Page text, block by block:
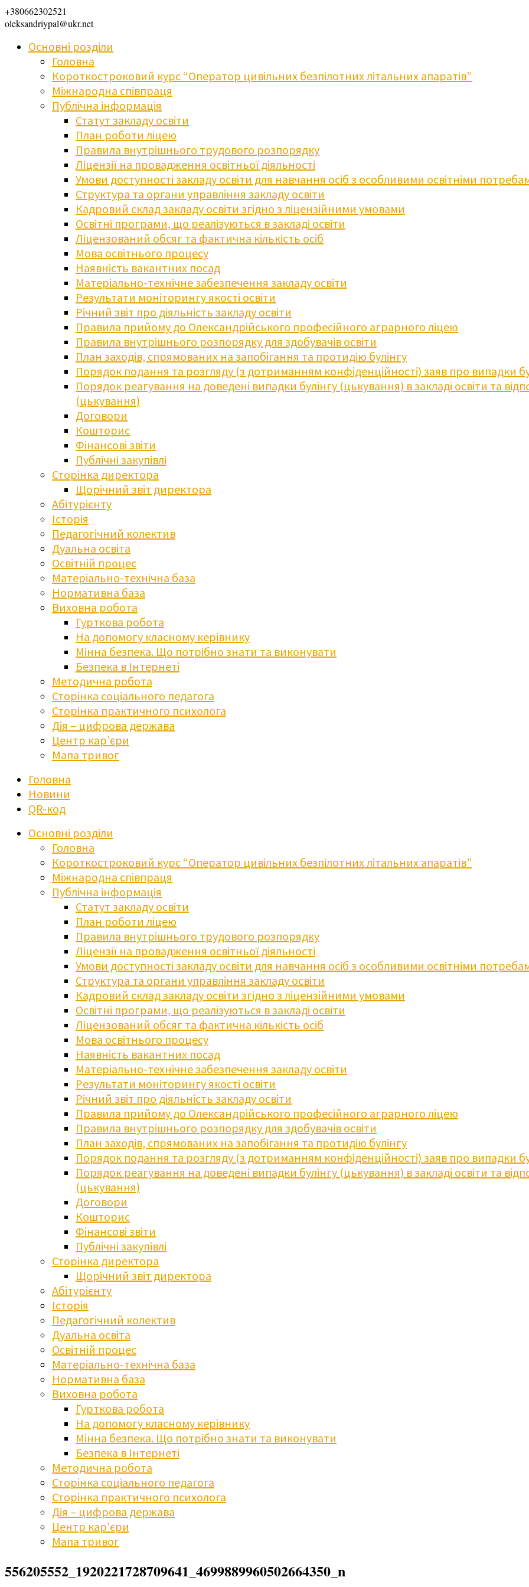
+380662302521
oleksandriypal@ukr.net
Основні розділи
Головна
Короткостроковий курс “Оператор цивільних безпілотних літальних апаратів”
Міжнародна співпраця
Публічна інформація
Статут закладу освіти
План роботи ліцею
Правила внутрішнього трудового розпорядку
Ліцензії на провадження освітньої діяльності
Умови доступності закладу освіти для навчання осіб з особливими освітніми
Структура та органи управління закладу освіти
Кадровий склад закладу освіти згідно з ліцензійними умовами
Освітні програми, що реалізуються в закладі освіти
Ліцензований обсяг та фактична кількість осіб
Мова освітнього процесу
Наявність вакантних посад
Матеріально-технічне забезпечення закладу освіти
Результати моніторингу якості освіти
Річний звіт про діяльність закладу освіти
Правила прийому до Олександрійського професійного аграрного ліцею
Правила внутрішнього розпорядку для здобувачів освіти
План заходів, спрямованих на запобігання та протидію булінгу
Порядок подання та розгляду (з дотриманням конфіденційності) заяв про випадки
Порядок реагування на доведені випадки булінгу (цькування) в закладі освіти та
(цькування)
Договори
Кошторис
Фінансові звіти
Публічні закупівлі
Сторінка директора
Щорічний звіт директора
Абітурієнту
Історія
Педагогічний колектив
Дуальна освіта
Освітній процес
Матеріально-технічна база
Нормативна база
Виховна робота
Гурткова робота
На допомогу класному керівнику
Мінна безпека. Що потрібно знати та виконувати
Безпека в Інтернеті
Методична робота
Сторінка соціального педагога
Сторінка практичного психолога
Дія – цифрова держава
Центр кар’єри
Мапа тривог
Головна
Новини
QR-код
Основні розділи
Головна
Короткостроковий курс “Оператор цивільних безпілотних літальних апаратів”
Міжнародна співпраця
Публічна інформація
Статут закладу освіти
План роботи ліцею
Правила внутрішнього трудового розпорядку
Ліцензії на провадження освітньої діяльності
Умови доступності закладу освіти для навчання осіб з особливими освітніми
Структура та органи управління закладу освіти
Кадровий склад закладу освіти згідно з ліцензійними умовами
Освітні програми, що реалізуються в закладі освіти
Ліцензований обсяг та фактична кількість осіб
Мова освітнього процесу
Наявність вакантних посад
Матеріально-технічне забезпечення закладу освіти
Результати моніторингу якості освіти
Річний звіт про діяльність закладу освіти
Правила прийому до Олександрійського професійного аграрного ліцею
Правила внутрішнього розпорядку для здобувачів освіти
План заходів, спрямованих на запобігання та протидію булінгу
Порядок подання та розгляду (з дотриманням конфіденційності) заяв про випадки
Порядок реагування на доведені випадки булінгу (цькування) в закладі освіти та
(цькування)
Договори
Кошторис
Фінансові звіти
Публічні закупівлі
Сторінка директора
Щорічний звіт директора
Абітурієнту
Історія
Педагогічний колектив
Дуальна освіта
Освітній процес
Матеріально-технічна база
Нормативна база
Виховна робота
Гурткова робота
На допомогу класному керівнику
Мінна безпека. Що потрібно знати та виконувати
Безпека в Інтернеті
Методична робота
Сторінка соціального педагога
Сторінка практичного психолога
Дія – цифрова держава
Центр кар’єри
Мапа тривог
556205552_1920221728709641_4699889960502664350_n